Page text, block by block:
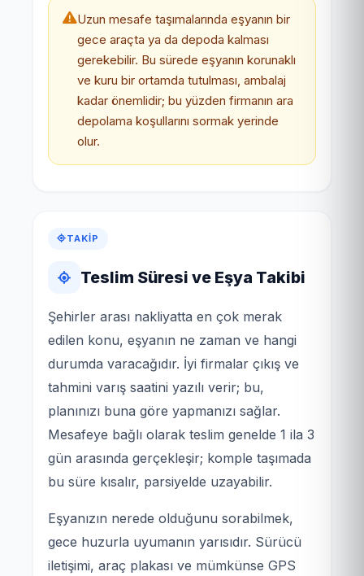
Uzun mesafe taşımalarında eşyanın bir
gece araçta ya da depoda kalması
gerekebilir. Bu sürede eşyanın korunaklı
ve kuru bir ortamda tutulması, ambalaj
kadar önemlidir; bu yüzden firmanın ara
depolama koşullarını sormak yerinde
olur.
TAKIP
Teslim Süresi ve Eşya Takibi
Şehirler arası nakliyatta en çok merak
edilen konu, eşyanın ne zaman ve hangi
durumda varacağıdır. İyi firmalar çıkış ve
tahmini varış saatini yazılı verir; bu,
planınızı buna göre yapmanızı sağlar.
Mesafeye bağlı olarak teslim genelde 1 ila 3
gün arasında gerçekleşir; komple taşımada
bu süre kısalır, parsiyelde uzayabilir.
Eşyanızın nerede olduğunu sorabilmek,
gece huzurla uyumanın yarısıdır. Sürücü
iletişimi, araç plakası ve mümkünse GPS